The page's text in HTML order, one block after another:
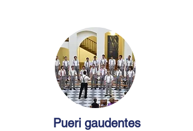
Pueri gaudentes